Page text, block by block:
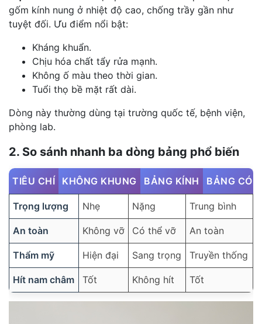
gốm kính nung ở nhiệt độ cao, chống trầy gần như
tuyệt đối. Ưu điểm nổi bật:
Kháng khuẩn.
Chịu hóa chất tẩy rửa mạnh.
Không ố màu theo thời gian.
Tuổi thọ bề mặt rất dài.
Dòng này thường dùng tại trường quốc tế, bệnh viện,
phòng lab.
2. So sánh nhanh ba dòng bảng phổ biến
TIÊU CHÍ KHÔNG KHUNG BẢNG KÍNH BẢNG CÓ
Trọng lượng Nhẹ Nặng Trung bình
An toàn Không vỡ Có thể vỡ An toàn
Thẩm mỹ Hiện đại Sang trọng Truyền thống
Hít nam châm Tốt Không hít Tốt